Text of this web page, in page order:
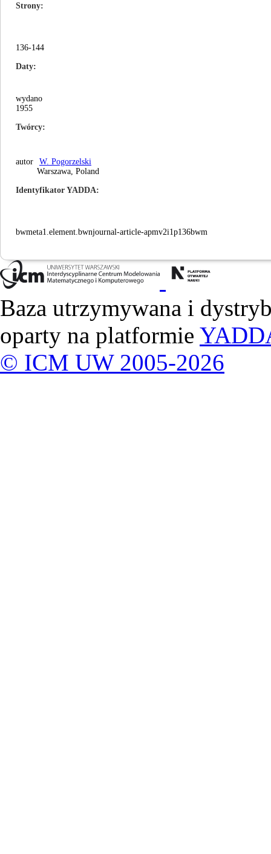
Strony
136-144
Daty
wydano
1955
Twórcy
autor
W. Pogorzelski
Warszawa, Poland
Identyfikator YADDA
bwmeta1.element.bwnjournal-article-apmv2i1p136bwm
Baza utrzymywana i
oparty na platformie
© ICM UW 2005-2026